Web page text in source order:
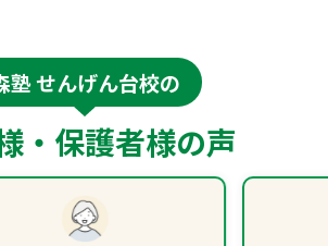
塾 せんげん台校の
・保護者様の声